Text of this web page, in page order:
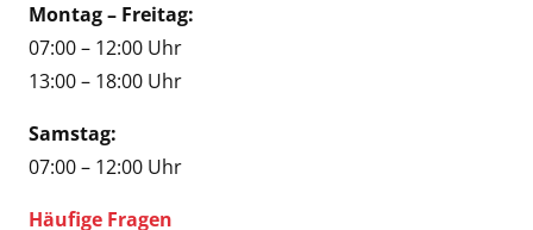
Montag – Freitag:
07:00 – 12:00 Uhr
13:00 – 18:00 Uhr
Samstag:
07:00 – 12:00 Uhr
Häufige Fragen